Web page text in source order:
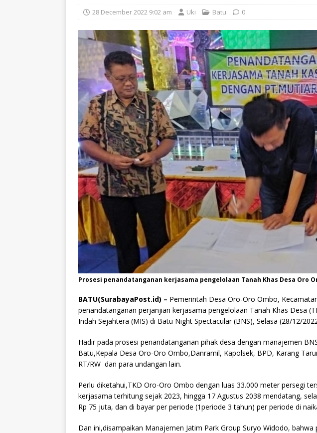
28 December 2022 9:02 am Uki Batu 0
Prosesi penandatanganan kerjasama pengelolaan Tanah Khas Desa Oro
BATU(SurabayaPost.id) – Pemerintah Desa Oro-Oro Ombo,
penandatanganan perjanjian kerjasama pengelolaan Tanah Khas Desa
Indah Sejahtera (MIS) di Batu Night Spectacular (BNS), Selasa (28/12/
Hadir pada prosesi penandatanganan pihak desa dengan manajemen
Batu,Kepala Desa Oro-Oro Ombo,Danramil, Kapolsek, BPD, Karang
RT/RW dan para undangan lain.
Perlu diketahui,TKD Oro-Oro Ombo dengan luas 33.000 meter persegi
kerjasama terhitung sejak 2023, hingga 17 Agustus 2038 mendatang,
Rp 75 juta, dan di bayar per periode (1periode 3 tahun) per periode di
Dan ini,disampaikan Manajemen Jatim Park Group Suryo Widodo, bahwa